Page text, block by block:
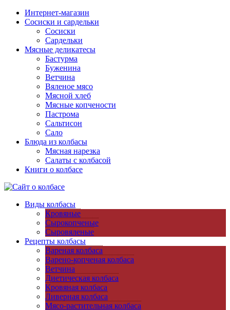
Интернет-магазин
Сосиски и сардельки
Сосиски
Сардельки
Мясные деликатесы
Бастурма
Буженина
Ветчина
Вяленое мясо
Мясной хлеб
Мясные копчености
Пастрома
Сальтисон
Сало
Блюда из колбасы
Мясная нарезка
Салаты с колбасой
Книги о колбасе
Виды колбасы
Кровяные
Сырокопченые
Сыровяленые
Рецепты колбасы
Вареная колбаса
Варено-копченая колбаса
Ветчина
Диетическая колбаса
Кровяная колбаса
Ливерная колбаса
Мясо-растительная колбаса